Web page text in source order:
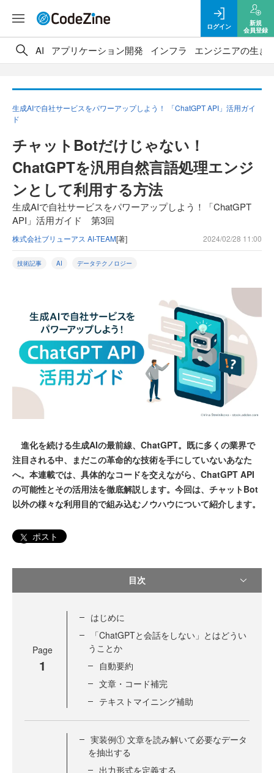
ログイン
新規
会員登録
AI アプリケーション開発 インフラ エンジニアの生き
生成AIで自社サービスをパワーアップしよう！ 「ChatGPT API」活用ガイ
ド
チャットBotだけじゃない！
ChatGPTを汎用自然言語処理エンジ
ンとして利用する方法
生成AIで自社サービスをパワーアップしよう！「ChatGPT
API」活用ガイド 第3回
株式会社ブリューアス AI-TEAM[著] 2024/02/28 11:00
技術記事 AI データテクノロジー
進化を続ける生成AIの最前線、ChatGPT。既に多くの業界で
注目される中、まだこの革命的な技術を手にしていないあなた
へ。本連載では、具体的なコードを交えながら、ChatGPT API
の可能性とその活用法を徹底解説します。今回は、チャットBot
以外の様々な利用目的で組み込むノウハウについて紹介します。
ポスト
目次
Page
1
はじめに
「ChatGPTと会話をしない」とはどうい
うことか
自動要約
文章・コード補完
テキストマイニング補助
実装例① 文章を読み解いて必要なデータ
を抽出する
出力形式を定義する